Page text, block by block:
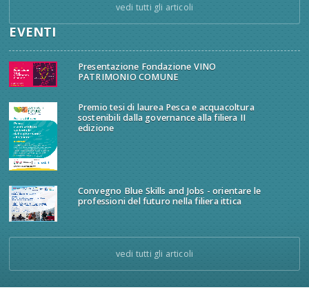
vedi tutti gli articoli
EVENTI
Presentazione Fondazione VINO
PATRIMONIO COMUNE
Premio tesi di laurea Pesca e acquacoltura
sostenibili dalla governance alla filiera II
edizione
Convegno Blue Skills and Jobs - orientare le
professioni del futuro nella filiera ittica
vedi tutti gli articoli